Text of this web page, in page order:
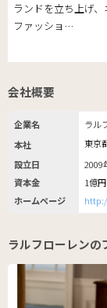
ランドを立ち上げ
ファッショ…
会社概要
企業名
ラル
本社
東京
設立日
2009
資本金
1億円
ホームページ
ラルフローレンの